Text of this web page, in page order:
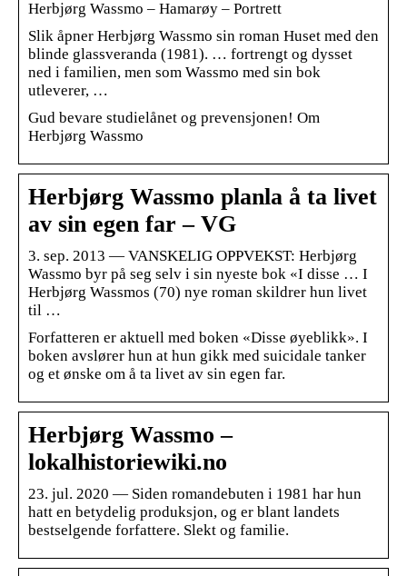
Herbjørg Wassmo – Hamarøy – Portrett
Slik åpner Herbjørg Wassmo sin roman Huset med den
blinde glassveranda (1981). … fortrengt og dysset
ned i familien, men som Wassmo med sin bok
utleverer, …
Gud bevare studielånet og prevensjonen! Om
Herbjørg Wassmo
Herbjørg Wassmo planla å ta livet
av sin egen far – VG
3. sep. 2013 — VANSKELIG OPPVEKST: Herbjørg
Wassmo byr på seg selv i sin nyeste bok «I disse … I
Herbjørg Wassmos (70) nye roman skildrer hun livet
til …
Forfatteren er aktuell med boken «Disse øyeblikk». I
boken avslører hun at hun gikk med suicidale tanker
og et ønske om å ta livet av sin egen far.
Herbjørg Wassmo –
lokalhistoriewiki.no
23. jul. 2020 — Siden romandebuten i 1981 har hun
hatt en betydelig produksjon, og er blant landets
bestselgende forfattere. Slekt og familie.